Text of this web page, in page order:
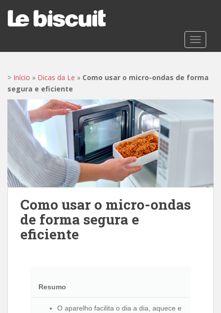
t
> Início » Dicas da Le » Como usar o micro-ondas de forma
segura e eficiente
Como usar o micro-ondas
de forma segura e
eficiente
Resumo
O aparelho facilita o dia a dia, aquece e